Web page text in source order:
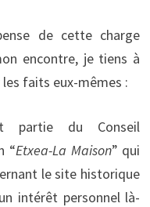
de cette charge
encontre, je tiens à
faits eux-mêmes :
partie du Conseil
“Etxea-La Maison” qui
le site historique
intérêt personnel là-